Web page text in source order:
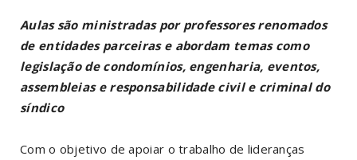
Aulas são ministradas por professores renomados
de entidades parceiras e abordam temas como
legislação de condomínios, engenharia, eventos,
assembleias e responsabilidade civil e criminal do
síndico
Com o objetivo de apoiar o trabalho de lideranças